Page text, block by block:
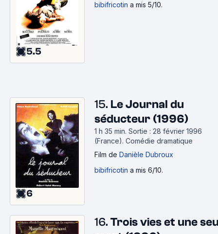
5.5
bibifricotin a mis 5/10.
6
15. Le Journal du
séducteur (1996)
1 h 35 min. Sortie : 28 février 1996
(France). Comédie dramatique
Film de Danièle Dubroux
bibifricotin a mis 6/10.
16. Trois vies et une